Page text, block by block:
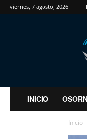
viernes, 7 agosto, 2026
INICIO
Inicio